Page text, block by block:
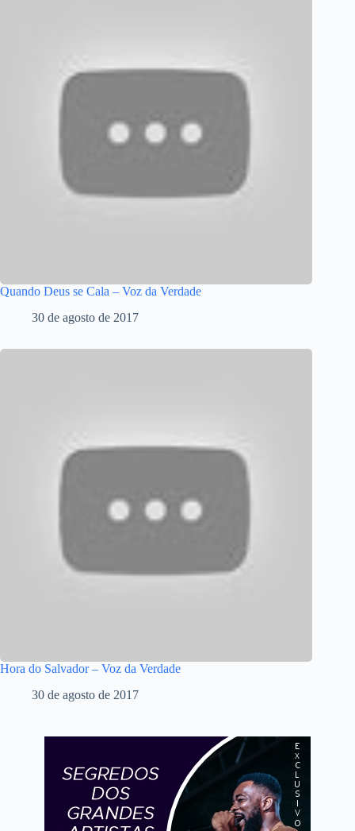
Quando Deus se Cala – Voz da Verdade
30 de agosto de 2017
Hora do Salvador – Voz da Verdade
30 de agosto de 2017